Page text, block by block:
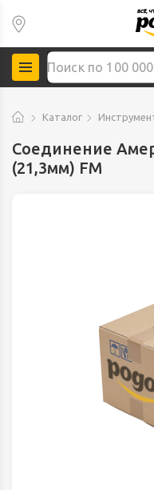
Каталог
Соединение
(21,3мм) FМ